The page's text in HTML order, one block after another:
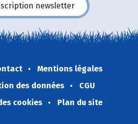
newsletter
Mentions légales
des données
CGU
cookies
Plan du site